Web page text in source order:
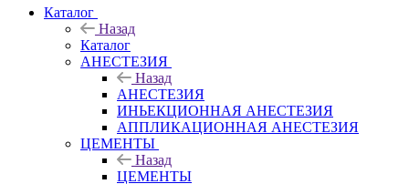
Каталог
Назад
Каталог
АНЕСТЕЗИЯ
Назад
АНЕСТЕЗИЯ
ИНЬЕКЦИОННАЯ АНЕСТЕЗИЯ
АППЛИКАЦИОННАЯ АНЕСТЕЗИЯ
ЦЕМЕНТЫ
Назад
ЦЕМЕНТЫ